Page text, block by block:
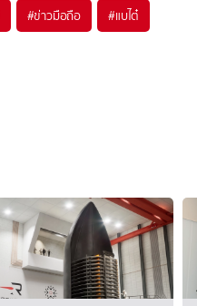
#ข่าวมือถือ #แบไต๋